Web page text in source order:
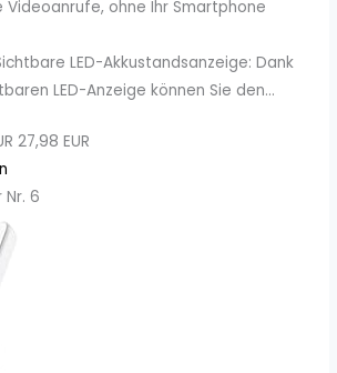
ohne Ihr Smartphone
LED-Akkustandsanzeige: Dank
LED-Anzeige können Sie den...
27,98 EUR
Nr. 6